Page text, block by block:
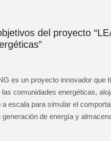
del proyecto
es un proyecto innovador que
comunidades energéticas,
escala para simular el
de energía y